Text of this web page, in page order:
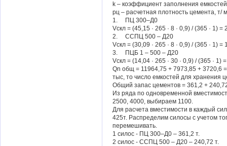
k – коэффициент заполнения емкостей
pц – расчетная плотность цемента, т/
1. ПЦ 300–Д0
Vскл = (45,15 · 265 · 8 · 0,9) / (365 · 1) =
2. ССПЦ 500 – Д20
Vскл = (30,09 · 265 · 8 · 0,9) / (365 · 1) =
3. ПЦБ 1 – 500 – Д20
Vскл = (14,04 · 265 · 30 · 0,9) / (365 · 1)
Qn общ = 11964,75 + 7973,85 + 3720,6
тыс, то число емкостей для хранения
Общий запас цементов = 361,2 +
Из ряда по одновременной
2500, 4000, выбираем 1100.
Для расчета вместимости в каждый
425т. Распределим силосы с учетом
перемешивать.
1 силос - ПЦ 300–Д0 – 361,2 т.
2 силос - ССПЦ 500 – Д20 – 240,72 т.